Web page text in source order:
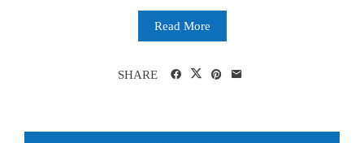
Read More
SHARE